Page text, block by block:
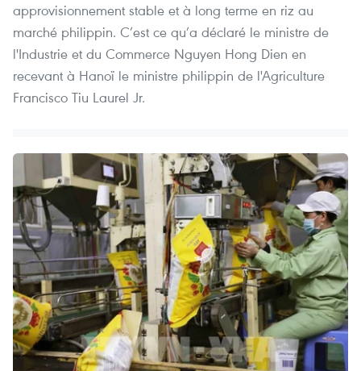
approvisionnement stable et à long terme en riz au
marché philippin. C’est ce qu’a déclaré le ministre de
l'Industrie et du Commerce Nguyen Hong Dien en
recevant à Hanoï le ministre philippin de l'Agriculture
Francisco Tiu Laurel Jr.